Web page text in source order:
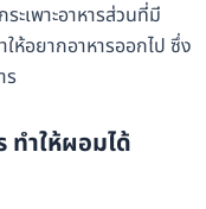
ะเพาะอาหารส่วนที่มี
ห้อยากอาหารออกไป ซึ่ง
ร
ทำให้ผอมได้